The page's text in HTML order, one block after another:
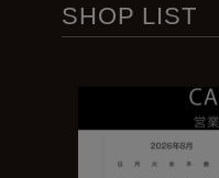
SHOP LIST